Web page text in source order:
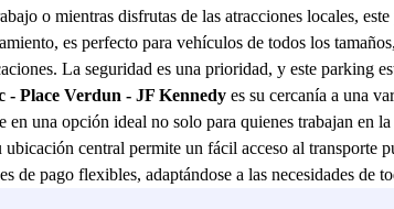
o mientras disfrutas de las atracciones locales,
es perfecto para vehículos de todos los
La seguridad es una prioridad, y este parking
- Place Verdun - JF Kennedy es su cercanía a una
en una opción ideal no solo para quienes trabajan en
ubicación central permite un fácil acceso al transporte
de pago flexibles, adaptándose a las necesidades de